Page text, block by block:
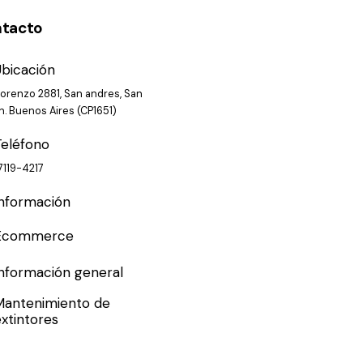
2881, San andres, San
Buenos Aires (CP1651)
4217
general
de